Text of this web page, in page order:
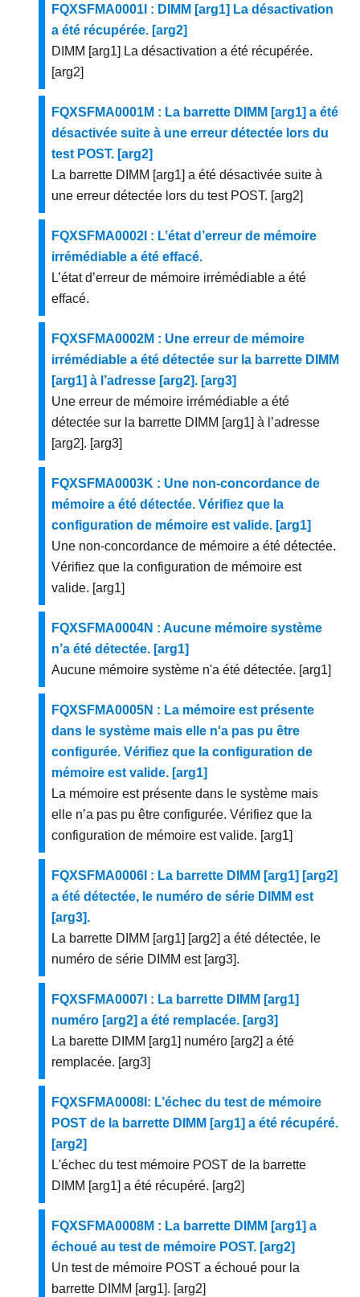
FQXSFMA0001I : DIMM [arg1] La désactivation
a été récupérée. [arg2]
DIMM [arg1] La désactivation a été récupérée.
[arg2]
FQXSFMA0001M : La barrette DIMM [arg1] a été
désactivée suite à une erreur détectée lors du
test POST. [arg2]
La barrette DIMM [arg1] a été désactivée suite à
une erreur détectée lors du test POST. [arg2]
FQXSFMA0002I : L’état d’erreur de mémoire
irrémédiable a été effacé.
L’état d’erreur de mémoire irrémédiable a été
effacé.
FQXSFMA0002M : Une erreur de mémoire
irrémédiable a été détectée sur la barrette DIMM
[arg1] à l’adresse [arg2]. [arg3]
Une erreur de mémoire irrémédiable a été
détectée sur la barrette DIMM [arg1] à l’adresse
[arg2]. [arg3]
FQXSFMA0003K : Une non-concordance de
mémoire a été détectée. Vérifiez que la
configuration de mémoire est valide. [arg1]
Une non-concordance de mémoire a été détectée.
Vérifiez que la configuration de mémoire est
valide. [arg1]
FQXSFMA0004N : Aucune mémoire système
n’a été détectée. [arg1]
Aucune mémoire système n'a été détectée. [arg1]
FQXSFMA0005N : La mémoire est présente
dans le système mais elle n'a pas pu être
configurée. Vérifiez que la configuration de
mémoire est valide. [arg1]
La mémoire est présente dans le système mais
elle n’a pas pu être configurée. Vérifiez que la
configuration de mémoire est valide. [arg1]
FQXSFMA0006I : La barrette DIMM [arg1] [arg2]
a été détectée, le numéro de série DIMM est
[arg3].
La barrette DIMM [arg1] [arg2] a été détectée, le
numéro de série DIMM est [arg3].
FQXSFMA0007I : La barrette DIMM [arg1]
numéro [arg2] a été remplacée. [arg3]
La barette DIMM [arg1] numéro [arg2] a été
remplacée. [arg3]
FQXSFMA0008I: L’échec du test de mémoire
POST de la barrette DIMM [arg1] a été récupéré.
[arg2]
L'échec du test mémoire POST de la barrette
DIMM [arg1] a été récupéré. [arg2]
FQXSFMA0008M : La barrette DIMM [arg1] a
échoué au test de mémoire POST. [arg2]
Un test de mémoire POST a échoué pour la
barrette DIMM [arg1]. [arg2]